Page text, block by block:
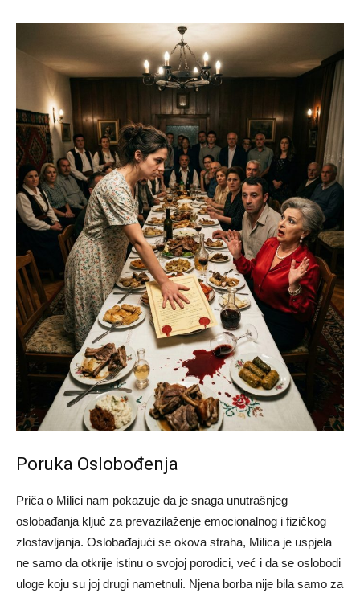
Poruka Oslobođenja
Priča o Milici nam pokazuje da je snaga unutrašnjeg
oslobađanja ključ za prevazilaženje emocionalnog i fizičkog
zlostavljanja. Oslobađajući se okova straha, Milica je uspjela
ne samo da otkrije istinu o svojoj porodici, već i da se oslobodi
uloge koju su joj drugi nametnuli. Njena borba nije bila samo za